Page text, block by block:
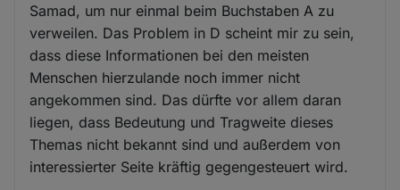
Samad, um nur einmal beim Buchstaben A zu
verweilen. Das Problem in D scheint mir zu sein,
dass diese Informationen bei den meisten
Menschen hierzulande noch immer nicht
angekommen sind. Das dürfte vor allem daran
liegen, dass Bedeutung und Tragweite dieses
Themas nicht bekannt sind und außerdem von
interessierter Seite kräftig gegengesteuert wird.